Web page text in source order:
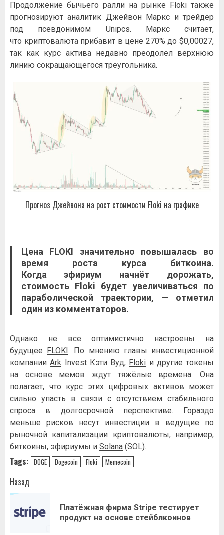
Продолжение бычьего ралли на рынке Floki также
прогнозируют аналитик Джейвон Маркс и трейдер
под псевдонимом Unipcs. Маркс считает,
что криптовалютаприбавит в цене 270% до $0,00027,
так как курс актива недавно преодолел верхнюю
линию сокращающегося треугольника.
Прогноз Джейвона на рост стоимости Floki на графике
Цена FLOKI значительно повышалась во
время роста курса биткоина.
Когдаэфириум начнёт дорожать,
стоимость Floki будет увеличиваться по
параболической траектории, — отметил
один из комментаторов.
Однако не все оптимистично настроены на
будущее
FLOKI. По мнению главы инвестиционной
компанииArk Invest Кэти Вуд, Floki и другие токены
на основе мемов ждут тяжёлые времена. Она
полагает, что курс этих цифровых активов может
сильно упасть в связи с отсутствием стабильного
спроса в долгосрочной перспективе. Гораздо
меньше рисков несут инвестиции в ведущие по
рыночной капитализации криптовалюты, например,
биткоины, эфириумы и Solana (SOL).
Tags: DOGE Dogecoin Floki Memecoin
Навигация
записи
Назад
Платёжная фирма Stripe тестирует
продукт на основе стейблкоинов